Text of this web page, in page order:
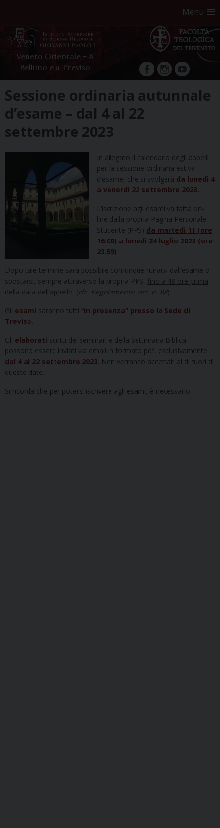
Menu
Veneto Orientale – A
Belluno e a Treviso
facebookInstagram
YouTube
to
content
Sessione ordinaria autunnale
d’esame – dal 4 al 22
settembre 2023
In allegato il calendario degli appelli
per la sessione ordinaria estiva
d’esame, che si svolgerà da lunedì 4
a venerdì 22 settembre 2023.
L’iscrizione agli esami va fatta on-
line dalla propria Pagina Personale
Studente (PPS) da martedì 11 (ore
16.00) a lunedì 24 luglio 2023 (ore
23.59)
Dopo tale termine sarà possibile comunque ritirarsi dall’esame o
spostarsi, sempre attraverso la propria PPS, fino a 48 ore prima
della data dell’appello. (cfr. Regolamento, art. n. 88).
Gli esami saranno tutti “in presenza” presso la Sede di
Treviso.
Gli elaborati scritti dei seminari e della Settimana Biblica
possono essere inviati via email in formato pdf, esclusivamente
dal 4 al 22 settembre 2023. Non verranno accettati al di fuori di
queste date.
Si ricorda che per potersi iscrivere agli esami, è necessario: